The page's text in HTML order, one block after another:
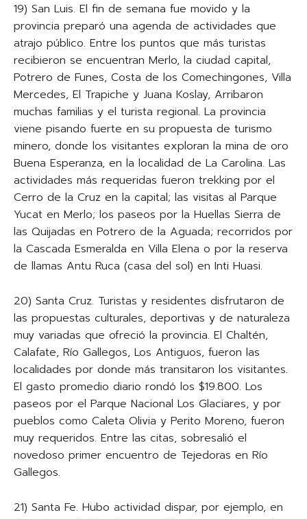
19) San Luis. El fin de semana fue movido y la
provincia preparó una agenda de actividades que
atrajo público. Entre los puntos que más turistas
recibieron se encuentran Merlo, la ciudad capital,
Potrero de Funes, Costa de los Comechingones, Villa
Mercedes, El Trapiche y Juana Koslay, Arribaron
muchas familias y el turista regional. La provincia
viene pisando fuerte en su propuesta de turismo
minero, donde los visitantes exploran la mina de oro
Buena Esperanza, en la localidad de La Carolina. Las
actividades más requeridas fueron trekking por el
Cerro de la Cruz en la capital; las visitas al Parque
Yucat en Merlo; los paseos por la Huellas Sierra de
las Quijadas en Potrero de la Aguada; recorridos por
la Cascada Esmeralda en Villa Elena o por la reserva
de llamas Antu Ruca (casa del sol) en Inti Huasi.
20) Santa Cruz. Turistas y residentes disfrutaron de
las propuestas culturales, deportivas y de naturaleza
muy variadas que ofreció la provincia. El Chaltén,
Calafate, Río Gallegos, Los Antiguos, fueron las
localidades por donde más transitaron los visitantes.
El gasto promedio diario rondó los $19.800. Los
paseos por el Parque Nacional Los Glaciares, y por
pueblos como Caleta Olivia y Perito Moreno, fueron
muy requeridos. Entre las citas, sobresalió el
novedoso primer encuentro de Tejedoras en Río
Gallegos.
21) Santa Fe. Hubo actividad dispar, por ejemplo, en